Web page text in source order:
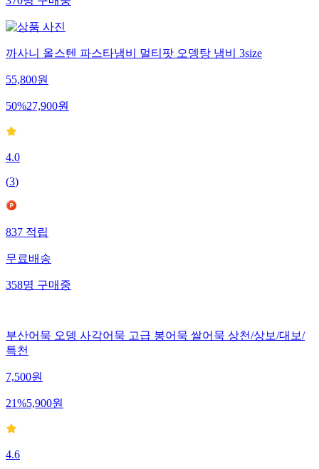
370명구매중
까사니 올스텐 파스타냄비 멀티팟 오뎅탕 냄비 3size
55,800원
50%27,900원
4.0
(3)
837적립
무료배송
358명구매중
부산어묵 오뎅 사각어묵 고급 봉어묵 쌀어묵 상천/상보/대보/
특천
7,500원
21%5,900원
4.6